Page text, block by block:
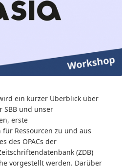
ein kurzer Überblick über
SBB und unser
erste
Ressourcen zu und aus
des OPACs der
(ZDB)
vorgestellt werden. Darüber